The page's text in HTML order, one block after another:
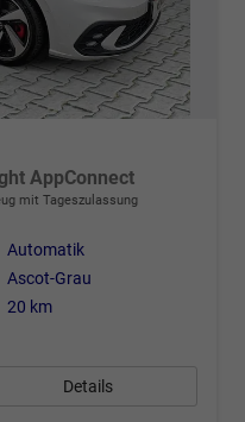
AppConnect
mit Tageszulassung
Automatik
Ascot-Grau
20 km
Details